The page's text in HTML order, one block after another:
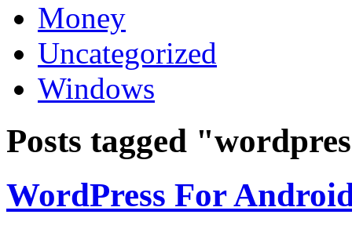
Money
Uncategorized
Windows
Posts tagged
WordPress For